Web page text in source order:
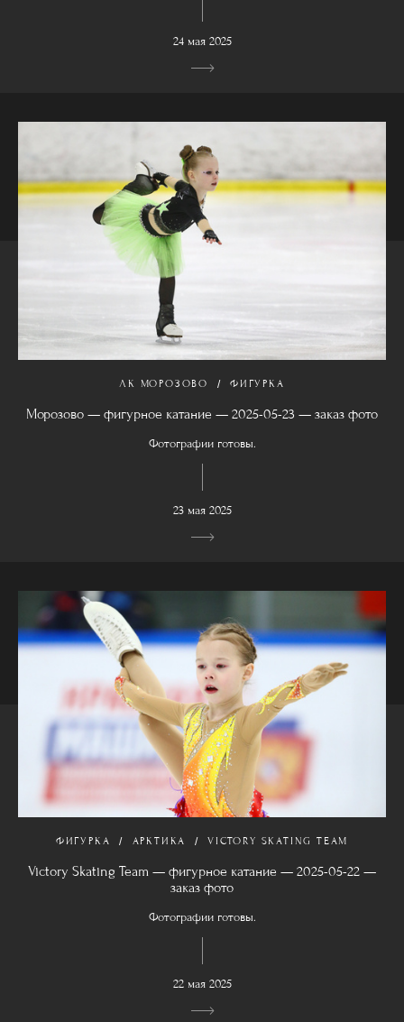
24 мая 2025
ЛК МОРОЗОВО ФИГУРКА
Морозово — фигурное катание — 2025-05-23 — заказ фото
Фотографии готовы.
23 мая 2025
ФИГУРКА АРКТИКА VICTORY SKATING TEAM
Victory Skating Team — фигурное катание — 2025-05-22 —
заказ фото
Фотографии готовы.
22 мая 2025